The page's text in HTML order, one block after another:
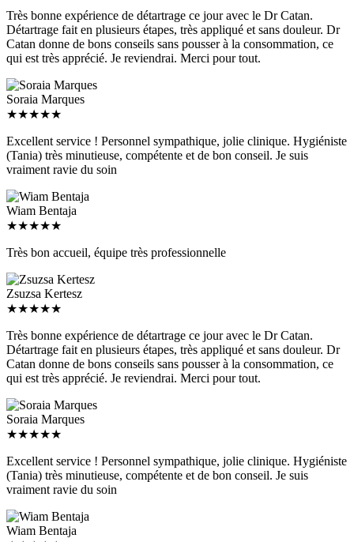
Très bonne expérience de détartrage ce jour avec le Dr Catan.
Détartrage fait en plusieurs étapes, très appliqué et sans douleur. Dr
Catan donne de bons conseils sans pousser à la consommation, ce
qui est très apprécié. Je reviendrai. Merci pour tout.
Soraia Marques
★★★ ★★
Excellent service ! Personnel sympathique, jolie clinique. Hygiéniste
(Tania) très minutieuse, compétente et de bon conseil. Je suis
vraiment ravie du soin
Wiam Bentaja
★★★★★
Très bon accueil, équipe très professionnelle
Zsuzsa Kertesz
★★★★★
Très bonne expérience de détartrage ce jour avec le Dr Catan.
Détartrage fait en plusieurs étapes, très appliqué et sans douleur. Dr
Catan donne de bons conseils sans pousser à la consommation, ce
qui est très apprécié. Je reviendrai. Merci pour tout.
Soraia Marques
★★★ ★★
Excellent service ! Personnel sympathique, jolie clinique. Hygiéniste
(Tania) très minutieuse, compétente et de bon conseil. Je suis
vraiment ravie du soin
Wiam Bentaja
★★★★★